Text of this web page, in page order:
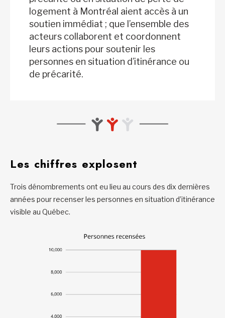
logement à Montréal aient accès à un
soutien immédiat ; que l’ensemble des
acteurs collaborent et coordonnent
leurs actions pour soutenir les
personnes en situation d’itinérance ou
de précarité.
Les chiffres explosent
Trois dénombrements ont eu lieu au cours des dix dernières
années pour recenser les personnes en situation d’itinérance
visible au Québec.